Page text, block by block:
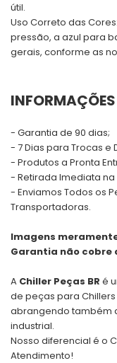
útil.
Uso Correto das
pressão, a azul para
gerais, conforme as
- Garantia de 90 dias;
- 7 Dias para Trocas e
- Produtos a Pronta
- Retirada Imediata na
- Enviamos Todos os
Transportadoras.
Imagens
Garantia não cobre
A Chiller Peças BR é
de peças para
abrangendo também
industrial.
Nosso diferencial é o
Atendimento!